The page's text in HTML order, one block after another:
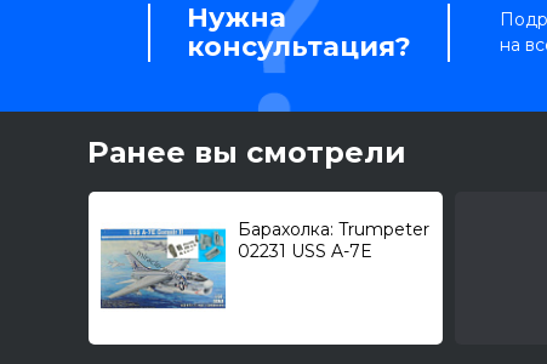
Нужна
консультация?
на
Ранее вы смотрели
Барахолка: Trumpeter
02231 USS A-7E